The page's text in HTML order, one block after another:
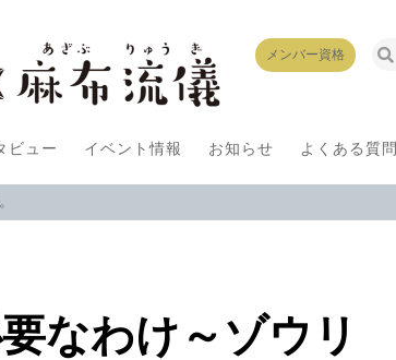
メンバー資格
ビュー イベント情報 お知らせ よくある質問
なわけ～ゾウリ